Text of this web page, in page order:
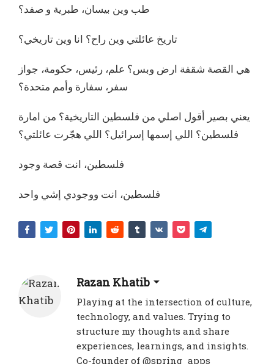
طب وين بيسان، طبرية و صفد؟
تاريخ عائلتي وين راح؟ انا وين تاريخي؟
هي القصة شقفة ارض وبس؟ علم، رئيس، حكومة، جواز
سفر، سفارة وأمم متحدة؟
يعني بصير أقول اصلي من فلسطين التاريخية؟ من امارة
فلسطين؟ اللي إسمها إسرائيل؟ اللي هجّرت عائلتي؟
فلسطين، انت قصة وجود
فلسطين، انت ووجودي إشي واحد
Razan Khatib
Playing at the intersection of culture,
technology, and values. Trying to
structure my thoughts and share
experiences, learnings, and insights.
Co-founder of @spring_apps